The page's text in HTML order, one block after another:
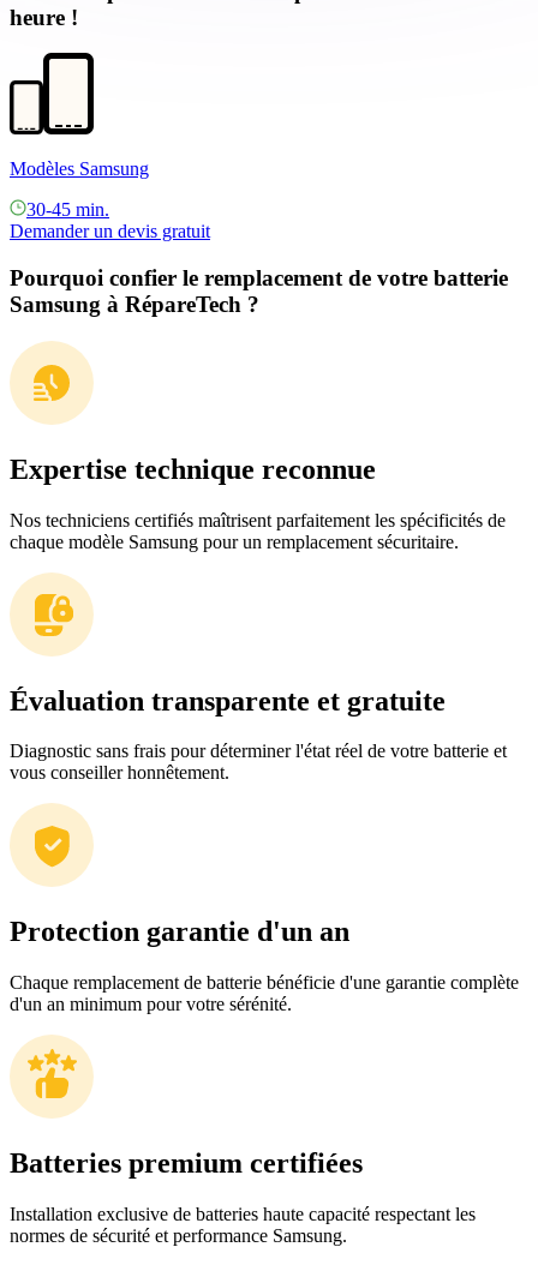
heure !
Modèles Samsung
30-45 min.
Demander un devis gratuit
Pourquoi confier le remplacement de votre batterie
Samsung à RépareTech ?
Expertise technique reconnue
Nos techniciens certifiés maîtrisent parfaitement les spécificités de
chaque modèle Samsung pour un remplacement sécuritaire.
Évaluation transparente et gratuite
Diagnostic sans frais pour déterminer l'état réel de votre batterie et
vous conseiller honnêtement.
Protection garantie d'un an
Chaque remplacement de batterie bénéficie d'une garantie complète
d'un an minimum pour votre sérénité.
Batteries premium certifiées
Installation exclusive de batteries haute capacité respectant les
normes de sécurité et performance Samsung.